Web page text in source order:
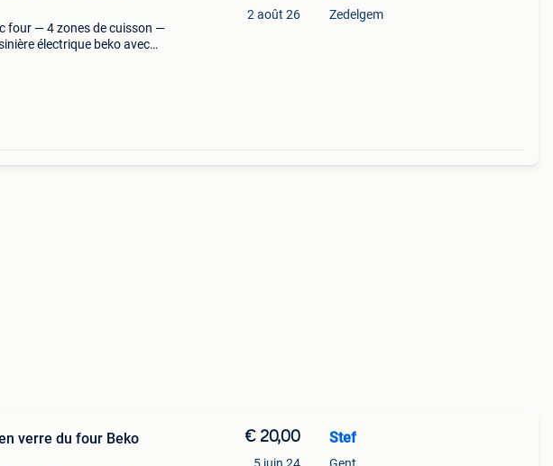
four — 4 zones de cuisson —
électrique beko avec
2 août 26 Zedelgem
verre du four Beko
€ 20,00 Stef